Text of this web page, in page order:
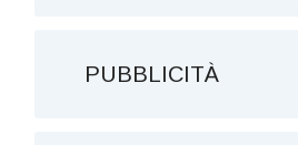
PUBBLICITÀ